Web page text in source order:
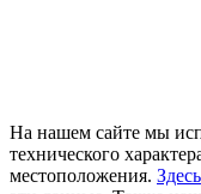
На нашем сайте мы
технического
местоположения. Здесь